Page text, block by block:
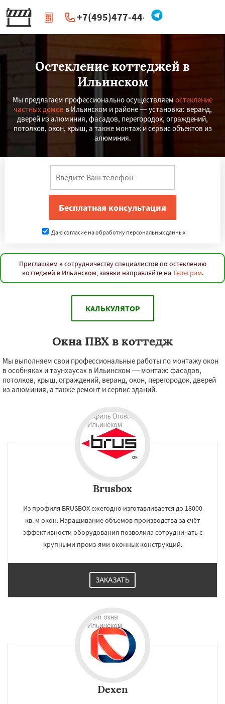
+7(495)477-44-66
| Перезвоните мне
Остекление коттеджей в
Ильинском
Мы предлагаем профессионально осуществляем остекление
частных домов в Ильинском и районе — установка: веранд,
дверей из алюминия, фасадов, перегородок, ограждений,
потолков, окон, крыш, а также монтаж и сервис объектов из
алюминия.
Даю согласие на обработку персональных данных
Приглашаем к сотрудничеству специалистов по остеклению
коттеджей в Ильинском, заявки направляйте на Телеграм.
КАЛЬКУЛЯТОР
Окна ПВХ в коттедж
Мы выполняем свои профессиональные работы по монтажу окон
в особняках и таунхаусах в Ильинском — монтаж: фасадов,
потолков, крыш, ограждений, веранд, окон, перегородок, дверей
из алюминия, а также ремонт и сервис зданий.
Brusbox
Из профиля BRUSBOX ежегодно изготавливается до 18000
кв. м окон. Наращивание объемов производства за счёт
эффективности оборудования позволила сотрудничать с
крупными произ-ями оконных конструкций.
ЗАКАЗАТЬ
Dexen